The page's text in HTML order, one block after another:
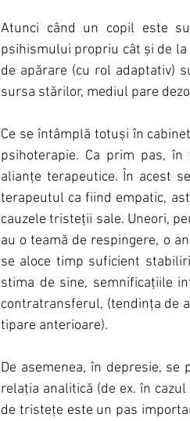
Atunci când un copil este
psihismului propriu cât și de la
de apărare (cu rol adaptativ)
sursa stărilor, mediul pare
Ce se întâmplă totuși în
psihoterapie. Ca prim pas,
alianțe terapeutice. În acest
terapeutul ca fiind empatic,
cauzele tristeții sale. Uneori,
au o teamă de respingere, o
se aloce timp suficient
stima de sine, semnificațiile
contratransferul, (tendința de
tipare anterioare).
De asemenea, în depresie,
relația analitică (de ex. în
de tristețe este un pas